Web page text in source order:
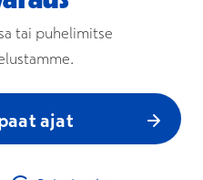
tai puhelimitse
ajat